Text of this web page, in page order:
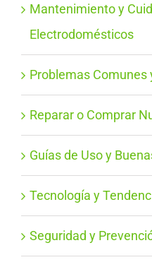
Mantenimiento y
Electrodomésticos
Problemas Comunes
Reparar o Comprar
Guías de Uso y
Tecnología y
Seguridad y